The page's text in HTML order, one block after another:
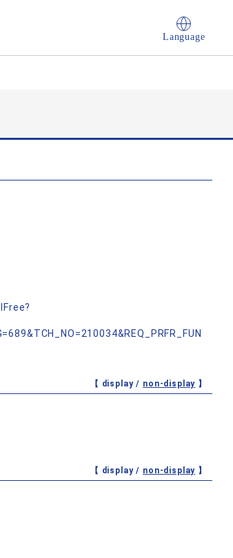
Language
【 display / non-display 】
【 display / non-display 】